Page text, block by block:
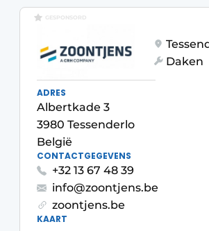
Evenement aanmelden
groenprofessional
Nieuwsbrief
Privacy / Cookie statement
Vacature aanmelden
Video’s
GESPONSORD
Daken
ADRES
Albertkade 3
3980 Tessenderlo
België
CONTACTGEGEVENS
+32 13 67 48 39
info@zoontjens.be
zoontjens.be
KAART